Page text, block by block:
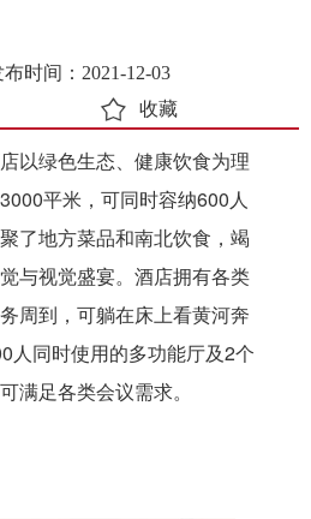
布时间：2021-12-03
收藏
以绿色生态、健康饮食为理
平米，可同时容纳600人
了地方菜品和南北饮食，竭
与视觉盛宴。酒店拥有各类
周到，可躺在床上看黄河奔
人同时使用的多功能厅及2个
满足各类会议需求。